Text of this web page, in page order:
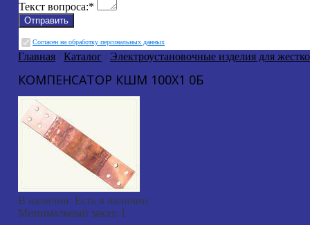
Текст вопроса:*
Cогласен на обработку персональных данных
Главная /Каталог / Электроустановочные изделия для
КОМПЕНСАТОР КШМ 100X1 0Б
В наличии: Есть в наличии
Минимальный заказ: 1